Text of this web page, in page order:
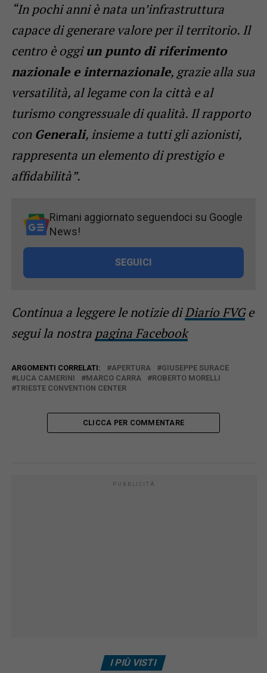
“In pochi anni è nata un’infrastruttura
capace di generare valore per il territorio. Il
centro è oggiun punto di riferimento
nazionale e internazionale, grazie alla sua
versatilità, al legame con la città e al
turismo congressuale di qualità. Il rapporto
con Generali, insieme a tutti gli azionisti,
rappresenta un elemento di prestigio e
affidabilità”.
Rimani aggiornato seguendoci su Google
News!
SEGUICI
Continua a leggere le notizie diDiario FVGe
segui la nostra pagina Facebook
ARGOMENTI CORRELATI: APERTURA
GIUSEPPE SURACE
LUCA CAMERINI
MARCO CARRA
ROBERTO MORELLI
TRIESTE CONVENTION CENTER
CLICCA PER COMMENTARE
PUBBLICITÀ
I PIÙ VISTI